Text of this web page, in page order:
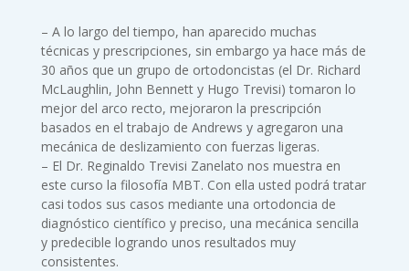
– A lo largo del tiempo, han aparecido muchas
técnicas y prescripciones, sin embargo ya hace más de
30 años que un grupo de ortodoncistas (el Dr. Richard
McLaughlin, John Bennett y Hugo Trevisi) tomaron lo
mejor del arco recto, mejoraron la prescripción
basados en el trabajo de Andrews y agregaron una
mecánica de deslizamiento con fuerzas ligeras.
– El Dr. Reginaldo Trevisi Zanelato nos muestra en
este curso la filosofía MBT. Con ella usted podrá tratar
casi todos sus casos mediante una ortodoncia de
diagnóstico científico y preciso, una mecánica sencilla
y predecible logrando unos resultados muy
consistentes.